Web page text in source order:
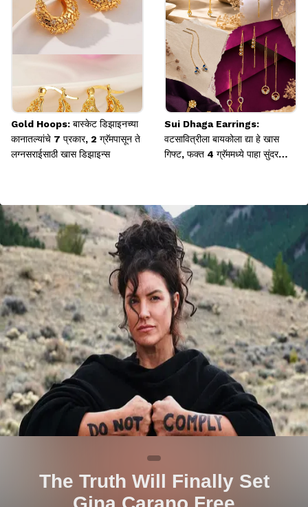
Gold Hoops: बास्केट डिझाइनच्या
कानातल्यांचे 7 प्रकार, 2 ग्रॅमपासून ते
लग्नसराईसाठी खास डिझाइन्स
Sui Dhaga Earrings:
वटसावित्रीला बायकोला द्या हे खास
गिफ्ट, फक्त 4 ग्रॅममध्ये पाहा सुंदर